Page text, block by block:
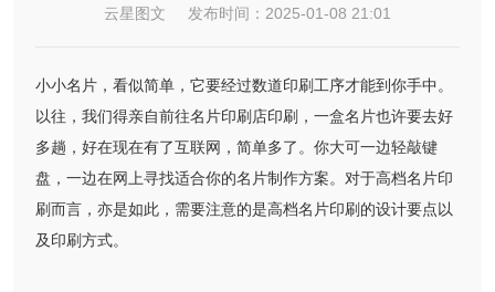
云星图文 发布时间：2025-01-08 21:01
小小名片，看似简单，它要经过数道印刷工序才能到你手中。
以往，我们得亲自前往名片印刷店印刷，一盒名片也许要去好
多趟，好在现在有了互联网，简单多了。你大可一边轻敲键
盘，一边在网上寻找适合你的名片制作方案。对于高档名片印
刷而言，亦是如此，需要注意的是高档名片印刷的设计要点以
及印刷方式。